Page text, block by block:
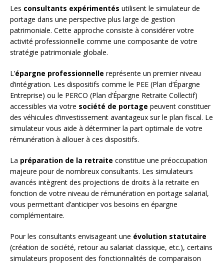
Les consultants expérimentés utilisent le simulateur de
portage dans une perspective plus large de gestion
patrimoniale. Cette approche consiste à considérer votre
activité professionnelle comme une composante de votre
stratégie patrimoniale globale.
L’épargne professionnelle représente un premier niveau
d’intégration. Les dispositifs comme le PEE (Plan d’Épargne
Entreprise) ou le PERCO (Plan d’Épargne Retraite Collectif)
accessibles via votre société de portage peuvent constituer
des véhicules d’investissement avantageux sur le plan fiscal. Le
simulateur vous aide à déterminer la part optimale de votre
rémunération à allouer à ces dispositifs.
La préparation de la retraite constitue une préoccupation
majeure pour de nombreux consultants. Les simulateurs
avancés intègrent des projections de droits à la retraite en
fonction de votre niveau de rémunération en portage salarial,
vous permettant d’anticiper vos besoins en épargne
complémentaire.
Pour les consultants envisageant une évolution statutaire
(création de société, retour au salariat classique, etc.), certains
simulateurs proposent des fonctionnalités de comparaison